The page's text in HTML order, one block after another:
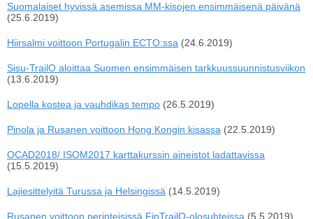
Suomalaiset hyvissä asemissa MM-kisojen ensimmäisenä päivänä
(25.6.2019)
Hiirsalmi voittoon Portugalin ECTO:ssa (24.6.2019)
Sisu-TrailO aloittaa Suomen ensimmäisen tarkkuussuunnistusviikon
(13.6.2019)
Lopella kostea ja vauhdikas tempo (26.5.2019)
Pinola ja Rusanen voittoon Hong Kongin kisassa (22.5.2019)
OCAD2018/ ISOM2017 karttakurssin aineistot ladattavissa
(15.5.2019)
Lajiesittelyitä Turussa ja Helsingissä (14.5.2019)
Rusanen voittoon perinteisissä FinTrailO-olosuhteissa (5.5.2019)